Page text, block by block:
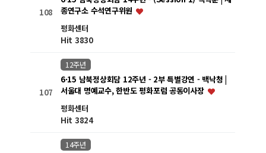
108
종연구소 수석연구위원
평화센터
Hit 3830
107
12주년
6·15 남북정상회담 12주년 - 2부 특별강연 - 백낙청 |
서울대 명예교수, 한반도 평화포럼 공동이사장
평화센터
Hit 3824
14주년